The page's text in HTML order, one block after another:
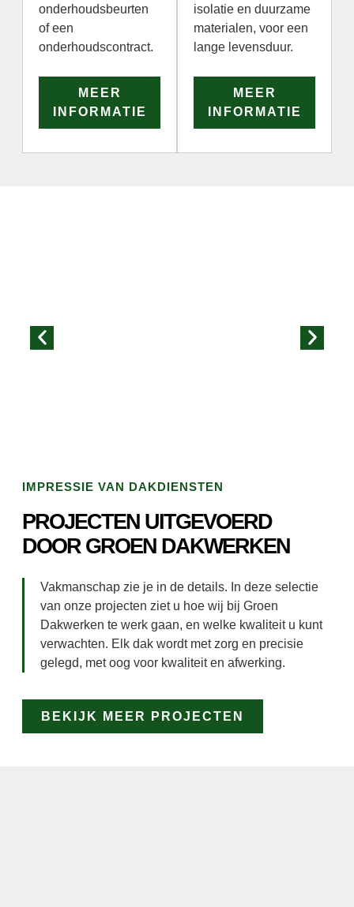
onderhoudsbeurten
of een
onderhoudscontract.
MEER
INFORMATIE
isolatie en duurzame
materialen, voor een
lange levensduur.
MEER
INFORMATIE
IMPRESSIE VAN DAKDIENSTEN
PROJECTEN UITGEVOERD
DOOR GROEN DAKWERKEN
Vakmanschap zie je in de details. In deze selectie
van onze projecten ziet u hoe wij bij Groen
Dakwerken te werk gaan, en welke kwaliteit u kunt
verwachten. Elk dak wordt met zorg en precisie
gelegd, met oog voor kwaliteit en afwerking.
BEKIJK MEER PROJECTEN